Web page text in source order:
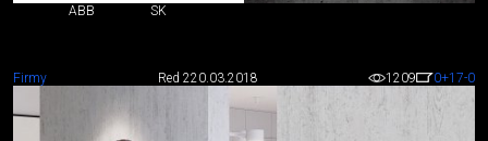
ABB SK
Firmy Red 220.03.2018 1209 0+17-0